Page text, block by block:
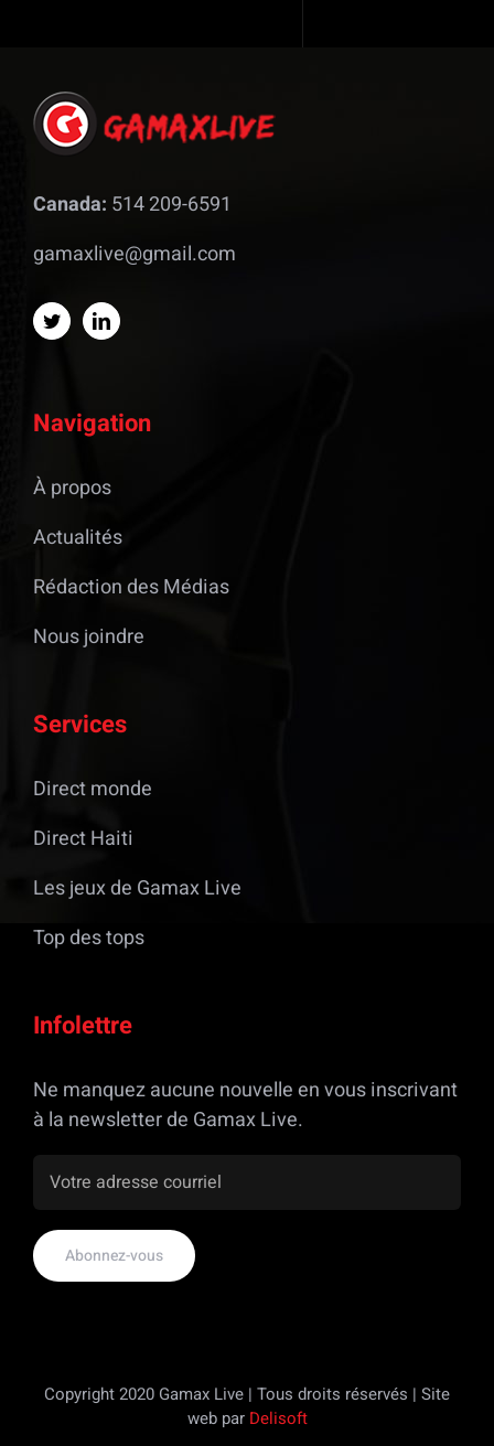
Canada: 514 209-6591
gamaxlive@gmail.com
Navigation
À propos
Actualités
Rédaction des Médias
Nous joindre
Services
Direct monde
Direct Haiti
Les jeux de Gamax Live
Top des tops
Infolettre
Ne manquez aucune nouvelle en vous inscrivant
à la newsletter de Gamax Live.
Copyright 2020 Gamax Live | Tous droits réservés | Site
web par Delisoft